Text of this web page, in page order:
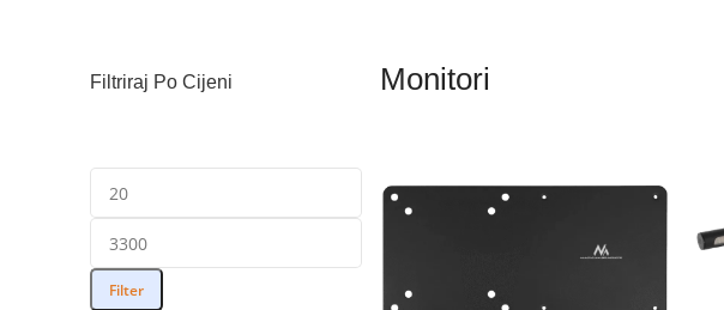
Filtriraj Po Cijeni
Filter
Monitori